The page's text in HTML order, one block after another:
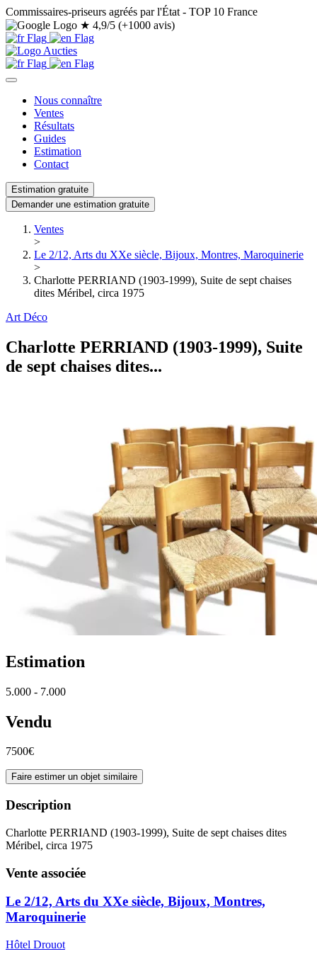
Commissaires-priseurs agréés par l'État - TOP 10 France
★ 4,9/5 (+1000 avis)
Nous connaître
Ventes
Résultats
Guides
Estimation
Contact
Estimation gratuite
Demander une estimation gratuite
Ventes
>
Le 2/12, Arts du XXe siècle, Bijoux, Montres, Maroquinerie
>
Charlotte PERRIAND (1903-1999), Suite de sept chaises
dites Méribel, circa 1975
Art Déco
Charlotte PERRIAND (1903-1999), Suite
de sept chaises dites...
Estimation
5.000 - 7.000
Vendu
7500€
Faire estimer un objet similaire
Description
Charlotte PERRIAND (1903-1999), Suite de sept chaises dites
Méribel, circa 1975
Vente associée
Le 2/12, Arts du XXe siècle, Bijoux, Montres,
Maroquinerie
Hôtel Drouot